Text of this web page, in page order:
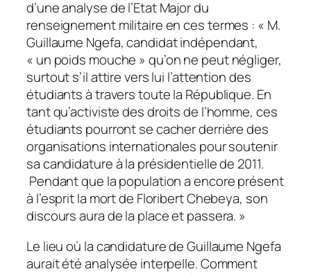
d’une analyse de l’Etat Major du
renseignement militaire en ces termes : « M.
Guillaume Ngefa, candidat indépendant,
« un poids mouche » qu’on ne peut négliger,
surtout s’il attire vers lui l’attention des
étudiants à travers toute la République. En
tant qu’activiste des droits de l’homme, ces
étudiants pourront se cacher derrière des
organisations internationales pour soutenir
sa candidature à la présidentielle de 2011.
Pendant que la population a encore présent
à l’esprit la mort de Floribert Chebeya, son
discours aura de la place et passera. »
Le lieu où la candidature de Guillaume Ngefa
aurait été analysée interpelle. Comment